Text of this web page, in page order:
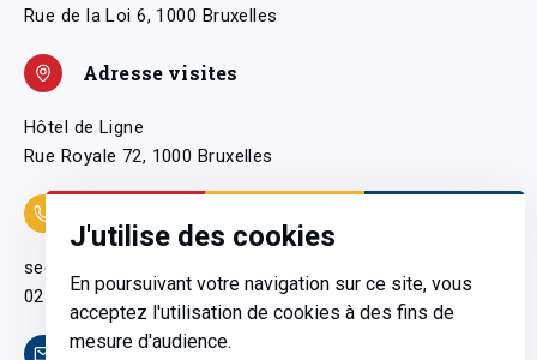
J'utilise des cookies
En poursuivant votre navigation sur ce site, vous
acceptez l'utilisation de cookies à des fins de
mesure d'audience.
Rue de la Loi 6, 1000 Bruxelles
Adresse visites
Hôtel de Ligne
Rue Royale 72, 1000 Bruxelles
secretariatgeneral@pfwb.be
02 506 38 11
Contact